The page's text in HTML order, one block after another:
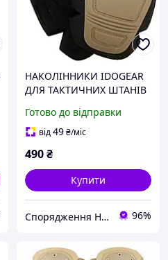
НАКОЛІННИКИ IDOGEAR
ДЛЯ ТАКТИЧНИХ ШТАНІВ
Готово до відправки
від49₴/міс
490₴
Купити
Спорядження Hazardous 96%